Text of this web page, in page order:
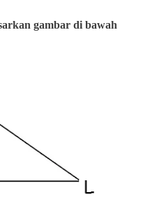
gambar di bawah